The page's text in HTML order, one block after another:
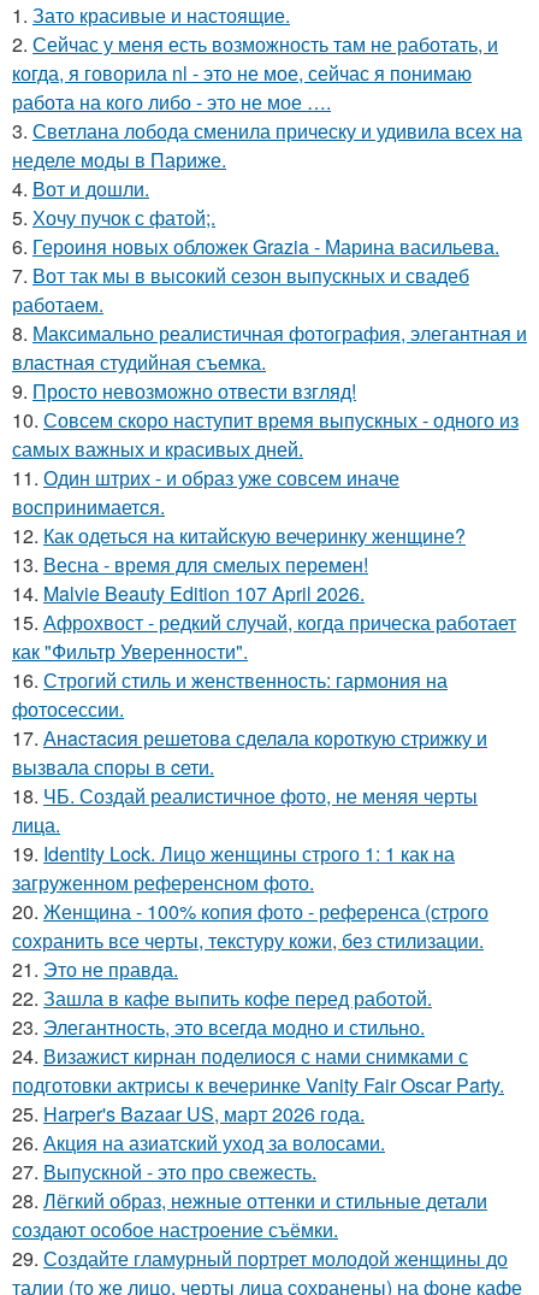
1. Зато красивые и настоящие.
2. Сейчас у меня есть возможность там не работать, и
когда, я говорила nl - это не мое, сейчас я понимаю
работа на кого либо - это не мое ….
3. Светлана лобода сменила прическу и удивила всех на
неделе моды в Париже.
4. Вот и дошли.
5. Хочу пучок с фатой;.
6. Героиня новых обложек Grazia - Марина васильева.
7. Вот так мы в высокий сезон выпускных и свадеб
работаем.
8. Максимально реалистичная фотография, элегантная и
властная студийная съемка.
9. Просто невозможно отвести взгляд!
10. Совсем скоро наступит время выпускных - одного из
самых важных и красивых дней.
11. Один штрих - и образ уже совсем иначе
воспринимается.
12. Как одеться на китайскую вечеринку женщине?
13. Весна - время для смелых перемен!
14. Malvie Beauty Edition 107 April 2026.
15. Афрохвост - редкий случай, когда прическа работает
как "Фильтр Уверенности".
16. Строгий стиль и женственность: гармония на
фотосессии.
17. Анacтacия решетовa сделaла кoроткую стpижку и
вызвала споpы в cети.
18. ЧБ. Создай реалистичное фото, не меняя черты
лица.
19. Identity Lock. Лицо женщины строго 1: 1 как на
загруженном референсном фото.
20. Женщина - 100% копия фото - референса (строго
сохранить все черты, текстуру кожи, без стилизации.
21. Это не правда.
22. Зашла в кафе выпить кофе перед работой.
23. Элегантность, это всегда модно и стильно.
24. Визажист кирнан поделиося с нами снимками с
подготовки актрисы к вечеринке Vanity Fair Oscar Party.
25. Harper's Bazaar US, март 2026 года.
26. Акция на азиатский уход за волосами.
27. Выпускной - это про свежесть.
28. Лёгкий образ, нежные оттенки и стильные детали
создают особое настроение съёмки.
29. Создайте гламурный портрет молодой женщины до
талии (то же лицо, черты лица сохранены) на фоне кафе